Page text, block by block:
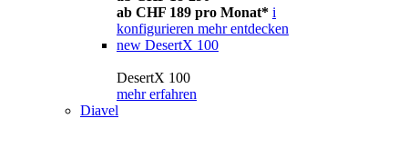
ab CHF 189 pro Monat* i
konfigurieren mehr entdecken
new DesertX 100
DesertX 100
mehr erfahren
Diavel